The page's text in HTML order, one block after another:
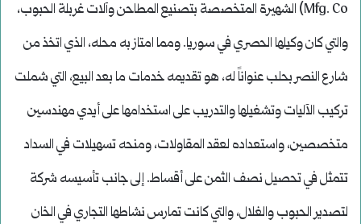
Mfg. Co) الشهيرة المتخصصة بتصنيع المطاحن وآلات غربلة الحبوب،
والتي كان وكيلها الحصري في سوريا. ومما امتاز به محله، الذي اتخذ من
شارع النصر بحلب عنواناً له، هو تقديمه خدمات ما بعد البيع، التي شملت
تركيب الآليات وتشغيلها والتدريب على استخدامها على أيدي مهندسين
متخصصين، واستعداده لعقد المقاولات، ومنحه تسهيلات في السداد
تتمثل في تحصيل نصف الثمن على أقساط. إلى جانب تأسيسه شركة
لتصدير الحبوب والغلال، والتي كانت تمارس نشاطها التجاري في الخان